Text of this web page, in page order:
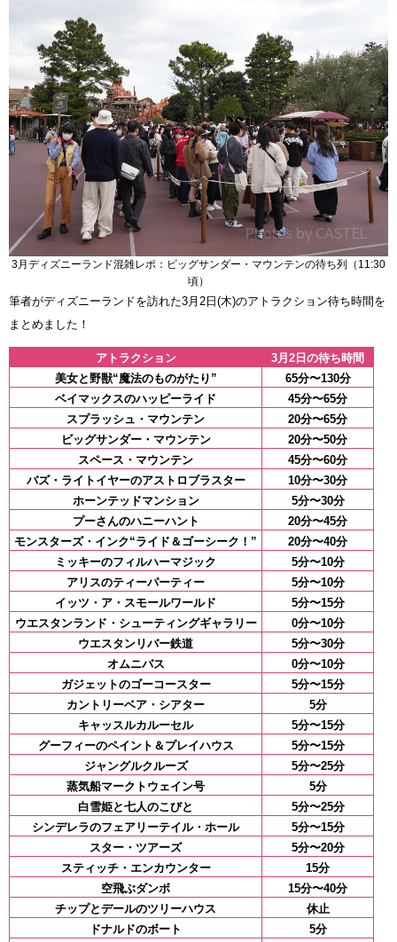
3月ディズニーランド混雑レポ：ビッグサンダー・マウンテンの待ち列（11:30
頃）
筆者がディズニーランドを訪れた3月2日(木)のアトラクション待ち時間を
まとめました！
アトラクション
3月2日の待ち時間
美女と野獣“魔法のものがたり”
65分〜130分
ベイマックスのハッピーライド
45分〜65分
スプラッシュ・マウンテン
20分〜65分
ビッグサンダー・マウンテン
20分〜50分
スペース・マウンテン
45分〜60分
バズ・ライトイヤーのアストロブラスター
10分〜30分
ホーンテッドマンション
5分〜30分
プーさんのハニーハント
20分〜45分
モンスターズ・インク“ライド＆ゴーシーク！”
20分〜40分
ミッキーのフィルハーマジック
5分〜10分
アリスのティーパーティー
5分〜10分
イッツ・ア・スモールワールド
5分〜15分
ウエスタンランド・シューティングギャラリー
0分〜10分
ウエスタンリバー鉄道
5分〜30分
オムニバス
0分〜10分
ガジェットのゴーコースター
5分〜15分
カントリーベア・シアター
5分
キャッスルカルーセル
5分〜15分
グーフィーのペイント＆プレイハウス
5分〜15分
ジャングルクルーズ
5分〜25分
蒸気船マークトウェイン号
5分
白雪姫と七人のこびと
5分〜25分
シンデレラのフェアリーテイル・ホール
5分〜15分
スター・ツアーズ
5分〜20分
スティッチ・エンカウンター
15分
空飛ぶダンボ
15分〜40分
チップとデールのツリーハウス
休止
ドナルドのボート
5分